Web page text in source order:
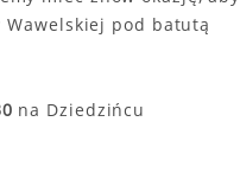
pod batutą
na Dziedzińcu